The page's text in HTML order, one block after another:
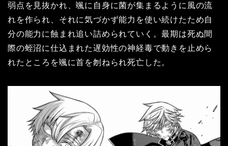
弱点を見抜かれ、颯に自身に菌が集まるように風の流
れを作られ、それに気づかず能力を使い続けたため自
分の能力に蝕まれ追い詰められていく。最期は死ぬ間
際の蛭沼に仕込まれた遅効性の神経毒で動きを止めら
れたところを颯に首を刎ねられ死亡した。